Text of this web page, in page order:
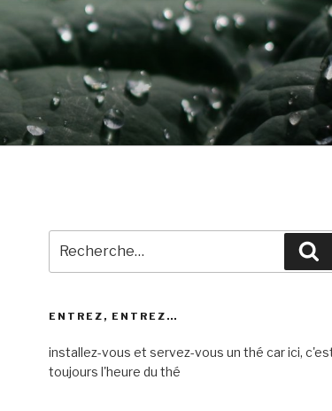
pour
:
ENTREZ, ENTREZ…
installez-vous et servez-vous un thé car ici,
toujours l'heure du thé